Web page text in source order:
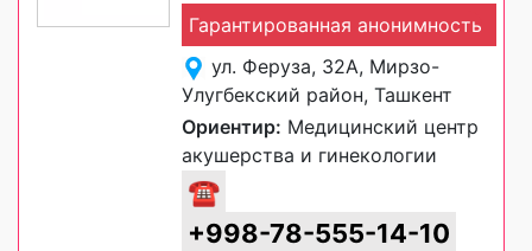
Гарантированная анонимность
ул. Феруза, 32А, Мирзо-
Улугбекский район, Ташкент
Ориентир: Медицинский центр
акушерства и гинекологии
☎
+998-78-555-14-10